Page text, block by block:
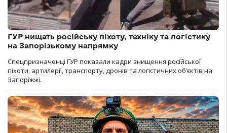
ГУР нищать російську піхоту, техніку та логістику
на Запорізькому напрямку
Спецпризначенці ГУР показали кадри знищення російської
піхоти, артилерії, транспорту, дронів та логістичних об’єктів на
Запоріжжі.